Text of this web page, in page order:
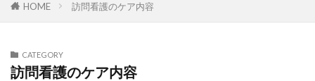
HOME 訪問看護のケア内容
CATEGORY
訪問看護のケア内容